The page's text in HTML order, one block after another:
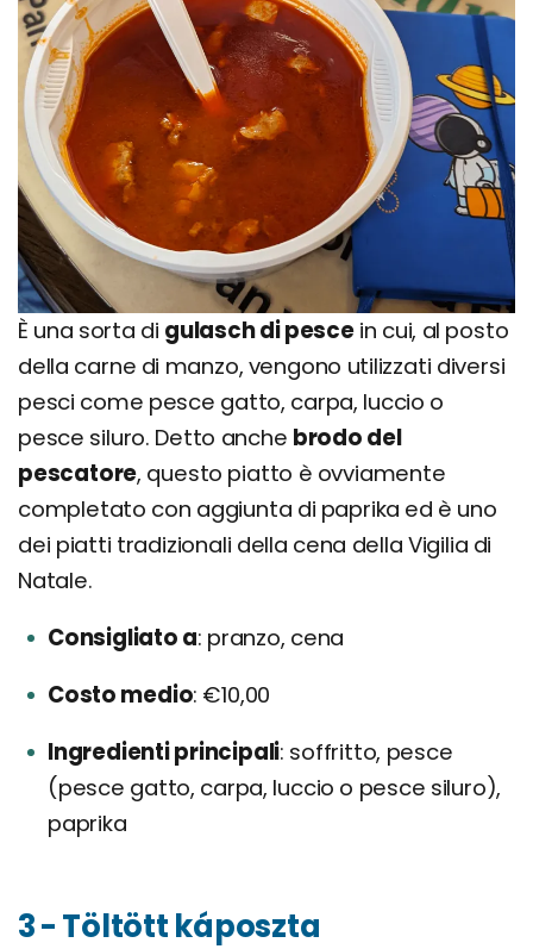
È una sorta di gulasch di pescein cui, al posto
della carne di manzo, vengono utilizzati diversi
pesci come pesce gatto, carpa, luccio o
pesce siluro. Detto anche brodo del
pescatore, questo piatto è ovviamente
completato con aggiunta di paprika ed è uno
dei piatti tradizionali della cena della Vigilia di
Natale.
Consigliato a pranzo, cena
Costo medio €10,00
Ingredienti principali soffritto, pesce
(pesce gatto, carpa, luccio o pesce siluro),
paprika
3 - Töltött káposzta